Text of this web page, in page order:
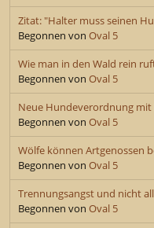
Zitat: "Halter muss seinen
Begonnen von Oval 5
Wie man in den Wald rein
Begonnen von Oval 5
Neue Hundeverordnung
Begonnen von Oval 5
Wölfe können Artgenossen
Begonnen von Oval 5
Trennungsangst und nicht
Begonnen von Oval 5